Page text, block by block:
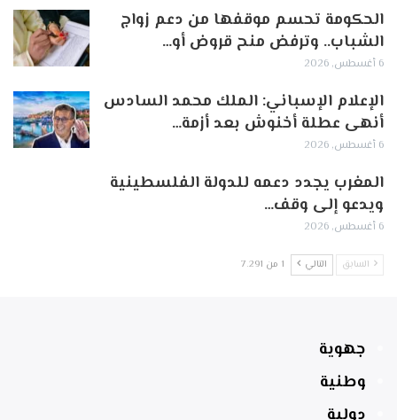
الحكومة تحسم موقفها من دعم زواج
الشباب.. وترفض منح قروض أو…
6 أغسطس, 2026
الإعلام الإسباني: الملك محمد السادس
أنهى عطلة أخنوش بعد أزمة…
6 أغسطس, 2026
المغرب يجدد دعمه للدولة الفلسطينية
ويدعو إلى وقف…
6 أغسطس, 2026
السابق التالي 1 من 7٬291
جهوية
وطنية